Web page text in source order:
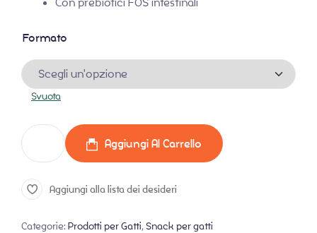
Formato
Svuota
Aggiungi Al Carrello
Aggiungi alla lista dei desideri
Categorie: Prodotti per Gatti, Snack per gatti